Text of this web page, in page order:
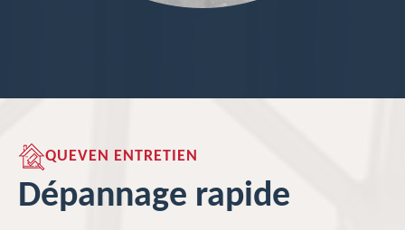
QUEVEN ENTRETIEN
Dépannage rapide